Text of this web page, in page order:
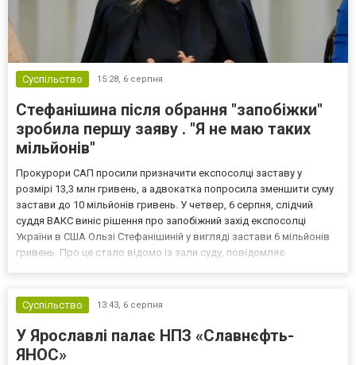
Суспільство 15:28, 6 серпня
Стефанішина після обрання "запобіжки"
зробила першу заяву . "Я не маю таких
мільйонів"
Прокурори САП просили призначити експосолці заставу у
розмірі 13,3 млн гривень, а адвокатка попросила зменшити суму
застави до 10 мільйонів гривень. У четвер, 6 серпня, слідчий
суддя ВАКС виніс рішення про запобіжний захід експосолці
України в США Ользі Стефанішиній у вигляді застави 6 мільйонів
гривень. Про це стало відомо із зали суду, повідомляє
Суспільство
13:43, 6 серпня
У Ярославлі палає НПЗ «Славнєфть-
ЯНОС»